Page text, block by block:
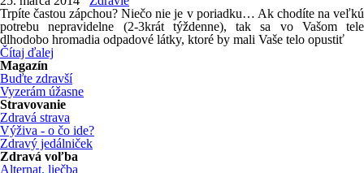
Trpíte častou zápchou? Niečo nie je v poriadku… Ak chodíte na veľkú
potrebu nepravidelne (2-3krát týždenne), tak sa vo Vašom tele
dlhodobo hromadia odpadové látky, ktoré by mali Vaše telo opustiť
Čítaj ďalej
Magazín
Buďte zdravší
Vyzerám úžasne
Stravovanie
Zdravá strava
Výživa - o čo ide?
Zdravý jedálniček
Zdravá voľba
Alternat. liečba